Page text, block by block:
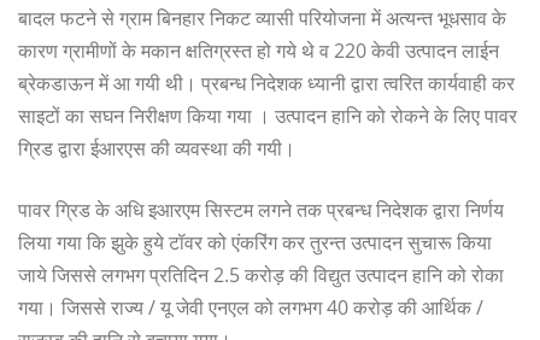
बादल फटने से ग्राम बिनहार निकट व्यासी परियोजना में अत्यन्त भूधसाव के
कारण ग्रामीणों के मकान क्षतिग्रस्त हो गये थे व 220 केवी उत्पादन लाईन
ब्रेकडाऊन में आ गयी थी। प्रबन्ध निदेशक ध्यानी द्वारा त्वरित कार्यवाही कर
साइटों का सघन निरीक्षण किया गया । उत्पादन हानि को रोकने के लिए पावर
ग्रिड द्वारा ईआरएस की व्यवस्था की गयी।
पावर ग्रिड के अधि इआरएम सिस्टम लगने तक प्रबन्ध निदेशक द्वारा निर्णय
लिया गया कि झुके हुये टॉवर को एंकरिंग कर तुरन्त उत्पादन सुचारू किया
जाये जिससे लगभग प्रतिदिन 2.5 करोड़ की विद्युत उत्पादन हानि को रोका
गया। जिससे राज्य / यू जेवी एनएल को लगभग 40 करोड़ की आर्थिक /